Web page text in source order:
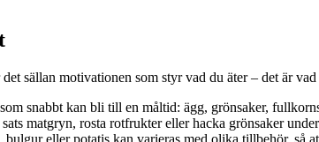
sällan motivationen som styr vad du äter – det är
som snabbt kan bli till en måltid: ägg, grönsaker,
matgryn, rosta rotfrukter eller hacka grönsaker
bulgur eller potatis kan varieras med olika tillbehör, så